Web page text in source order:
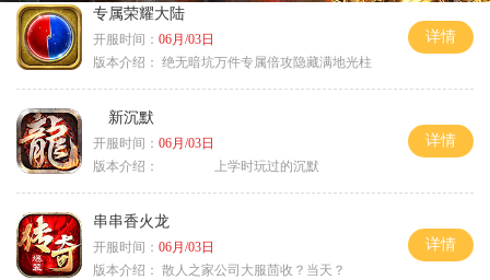
专属荣耀大陆
开服时间： 06月/03日
版本介绍： 绝无暗坑万件专属倍攻隐藏满地光柱
详情
新沉默
开服时间： 06月/03日
版本介绍：
上学时玩过的沉默
详情
串串香火龙
开服时间： 06月/03日
版本介绍： 散人之家公司大服茴收？当天？
详情